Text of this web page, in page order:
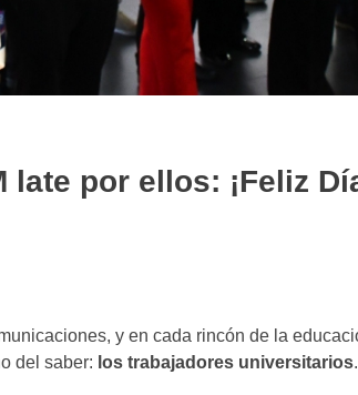
late por ellos: ¡Feliz
y en cada rincón de la
del saber: los trabajadores universitarios.